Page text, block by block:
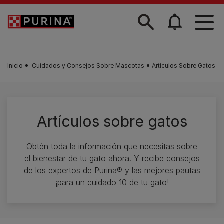
Skip to main content
Inicio Cuidados y Consejos Sobre Mascotas Artículos Sobre Gatos
Artículos sobre gatos
Obtén toda la información que necesitas sobre
el bienestar de tu gato ahora. Y recibe consejos
de los expertos de Purina® y las mejores pautas
¡para un cuidado 10 de tu gato!